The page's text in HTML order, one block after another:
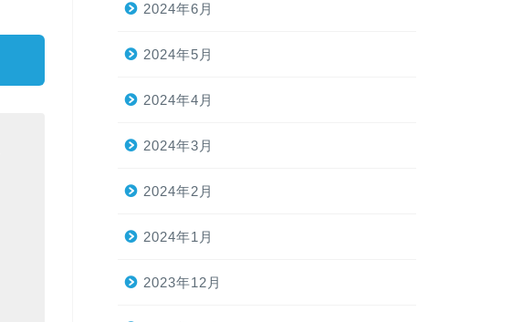
2024年6月
2024年5月
2024年4月
2024年3月
2024年2月
2024年1月
2023年12月